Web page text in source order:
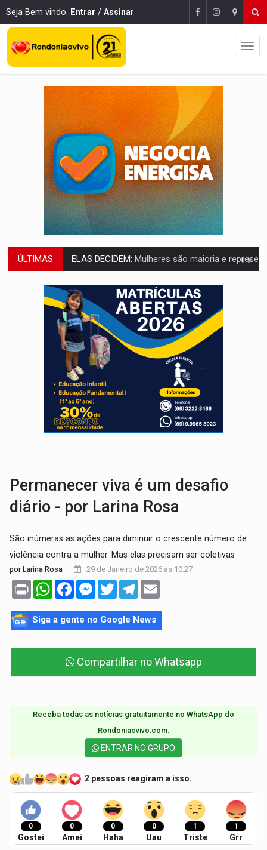
Seja Bem vindo. Entrar / Assinar
ÚLTIMAS NO CARRO:Homem é preso com pistola 9mm durante abordagem da Força
TRÁGICO:Pai do 'Xandy Motocross' morre em
VÍDEO:Motorista de caminhonete morre preso às ferragens em colisão
LAZER:Seis lugares gratuitos para aproveitar o fim de semana
VÍDEO:FTICCO e Força Tática prendem membro do CV com arma e drogas
INCLUSÃO: Prefeitura fortalece parceria com a APAE para ampliar ações
DEFESA: Exército testa inovações no combate a drones durante
TEMAS SOCIOAMBIENTAIS:Em Itapuã do Oeste, CINEMAZÔNIA leva cinema
Permanecer viva é um desafio
diário - por Larina Rosa
São inúmeras as ações para diminuir o crescente número de
violência contra a mulher. Mas elas precisam ser coletivas
por Larina Rosa 29 de Janeiro de 2026 às 10:27
Print WhatsAppFacebookMessenger
TwitterTelegram
Siga a gente no Google News
Compartilhar no Whatsapp
Receba todas as notícias gratuitamente no WhatsApp do
Rondoniaovivo.com.​
ENTRAR NO GRUPO
2 pessoas reagiram a isso.
0
Gostei
0
Amei
0
Haha
0
Uau
1
Triste
1
Grr